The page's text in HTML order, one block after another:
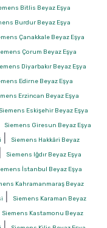
Bitlis Beyaz Eşya
Burdur Beyaz Eşya
Çanakkale Beyaz Eşya
Çorum Beyaz Eşya
Diyarbakır Beyaz Eşya
Edirne Beyaz Eşya
Erzincan Beyaz Eşya
Siemens Eskişehir Beyaz Eşya
Siemens Giresun Beyaz Eşya
Siemens Hakkâri Beyaz
Siemens Iğdır Beyaz Eşya
İstanbul Beyaz Eşya
Kahramanmaraş Beyaz
Siemens Karaman Beyaz
Siemens Kastamonu Beyaz